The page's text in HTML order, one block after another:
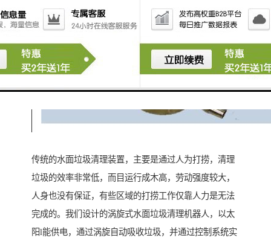
传统的水面垃圾清理装置，主要是通过人为打捞，清理
垃圾的效率非常低，而目运行成木高，劳动强度较大，
人身也没有保证，有些区域的打捞工作仅靠人力是无法
完成的。我们设计的涡旋式水面垃圾清理机器人，以太
阳l能供电，通过涡旋自动吸收垃圾，并通过控制系统实